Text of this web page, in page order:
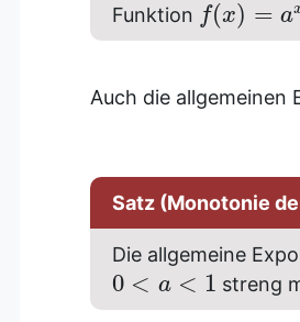
Funktion f(x) = a
Auch die allgemeinen
Satz (Monotonie
Die allgemeine
0 < a < 1 streng